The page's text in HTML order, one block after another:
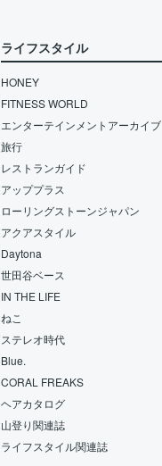
ライフスタイル
HONEY
FITNESS WORLD
エンターテインメントアーカイブ
旅行
レストランガイド
アッププラス
ローリングストーンジャパン
アクアスタイル
Daytona
世田谷ベース
IN THE LIFE
ねこ
ステレオ時代
Blue.
CORAL FREAKS
ヘアカタログ
山登り関連誌
ライフスタイル関連誌